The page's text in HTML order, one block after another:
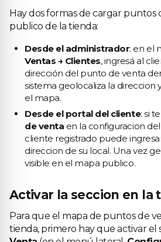
Hay dos formas de cargar puntos
publico de la tienda:
Desde el administrador: en el
Ventas → Clientes, ingresá al
dirección del punto de venta
sistema geolocaliza la direccion
el mapa.
Desde el portal del cliente: si
de venta en la configuracion
cliente registrado puede
direccion de su local. Una vez
visible en el mapa publico.
Activar la seccion en la
Para que el mapa de puntos de
tienda, primero hay que activar el